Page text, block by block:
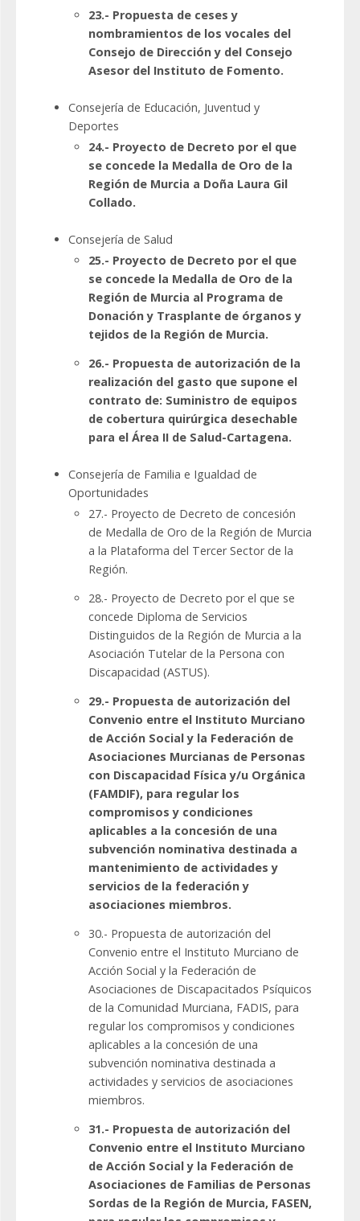
23.- Propuesta de ceses y
nombramientos de los vocales del
Consejo de Dirección y del Consejo
Asesor del Instituto de Fomento.
Consejería de Educación, Juventud y
Deportes
24.- Proyecto de Decreto por el que
se concede la Medalla de Oro de la
Región de Murcia a Doña Laura Gil
Collado.
Consejería de Salud
25.- Proyecto de Decreto por el que
se concede la Medalla de Oro de la
Región de Murcia al Programa de
Donación y Trasplante de órganos y
tejidos de la Región de Murcia.
26.- Propuesta de autorización de la
realización del gasto que supone el
contrato de: Suministro de equipos
de cobertura quirúrgica desechable
para el Área II de Salud-Cartagena.
Consejería de Familia e Igualdad de
Oportunidades
27.- Proyecto de Decreto de concesión
de Medalla de Oro de la Región de Murcia
a la Plataforma del Tercer Sector de la
Región.
28.- Proyecto de Decreto por el que se
concede Diploma de Servicios
Distinguidos de la Región de Murcia a la
Asociación Tutelar de la Persona con
Discapacidad (ASTUS).
29.- Propuesta de autorización del
Convenio entre el Instituto Murciano
de Acción Social y la Federación de
Asociaciones Murcianas de Personas
con Discapacidad Física y/u Orgánica
(FAMDIF), para regular los
compromisos y condiciones
aplicables a la concesión de una
subvención nominativa destinada a
mantenimiento de actividades y
servicios de la federación y
asociaciones miembros.
30.- Propuesta de autorización del
Convenio entre el Instituto Murciano de
Acción Social y la Federación de
Asociaciones de Discapacitados Psíquicos
de la Comunidad Murciana, FADIS, para
regular los compromisos y condiciones
aplicables a la concesión de una
subvención nominativa destinada a
actividades y servicios de asociaciones
miembros.
31.- Propuesta de autorización del
Convenio entre el Instituto Murciano
de Acción Social y la Federación de
Asociaciones de Familias de Personas
Sordas de la Región de Murcia, FASEN,